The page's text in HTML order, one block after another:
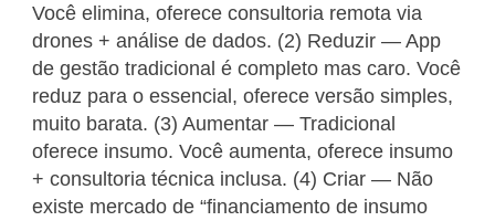
Você elimina, oferece consultoria remota via
drones + análise de dados. (2) Reduzir — App
de gestão tradicional é completo mas caro. Você
reduz para o essencial, oferece versão simples,
muito barata. (3) Aumentar — Tradicional
oferece insumo. Você aumenta, oferece insumo
+ consultoria técnica inclusa. (4) Criar — Não
existe mercado de “financiamento de insumo